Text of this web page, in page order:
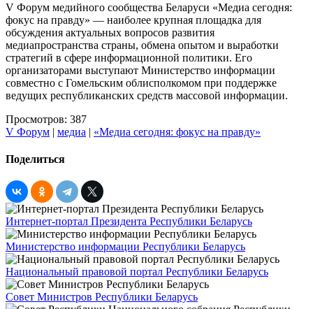
V Форум медийного сообщества Беларуси «Медиа сегодня:
фокус на правду» — наиболее крупная площадка для
обсуждения актуальных вопросов развития
медиапространства страны, обмена опытом и выработки
стратегий в сфере информационной политики. Его
организаторами выступают Министерство информации
совместно с Гомельским облисполкомом при поддержке
ведущих республиканских средств массовой информации.
Просмотров: 387
V Форум | медиа | «Медиа сегодня: фокус на правду»
Поделиться
Интернет-портал Президента Республики Беларусь
Министерство информации Республики Беларусь
Национальный правовой портал Республики Беларусь
Совет Министров Республики Беларусь